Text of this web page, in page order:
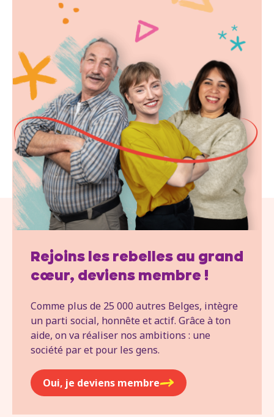
Rejoins les rebelles au grand
cœur, deviens membre !
Comme plus de 25 000 autres Belges, intègre
un parti social, honnête et actif. Grâce à ton
aide, on va réaliser nos ambitions : une
société par et pour les gens.
Oui, je deviens membre